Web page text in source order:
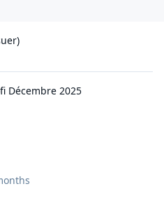
Décembre 2025